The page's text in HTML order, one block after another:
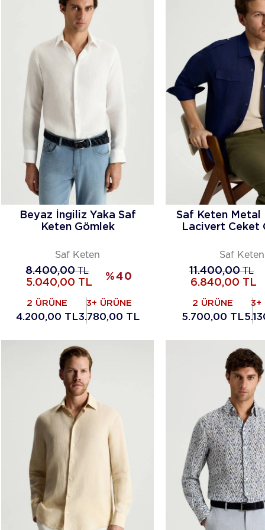
Beyaz İngiliz Yaka Saf
Keten Gömlek
Saf Keten
8.400,00TL
5.040,00 TL
%40
2 ÜRÜNE
4.200,00 TL
3+ ÜRÜNE
3.780,00 TL
Saf Keten Metal
Lacivert Ceket
Saf Keten
11.400,00TL
6.840,00 TL
2 ÜRÜNE
5.700,00 TL
3+